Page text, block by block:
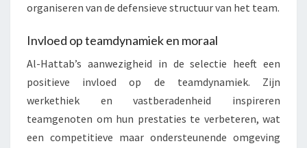
organiseren van de defensieve structuur van het team.
Invloed op teamdynamiek en moraal
Al-Hattab’s aanwezigheid in de selectie heeft een
positieve invloed op de teamdynamiek. Zijn
werkethiek en vastberadenheid inspireren
teamgenoten om hun prestaties te verbeteren, wat
een competitieve maar ondersteunende omgeving